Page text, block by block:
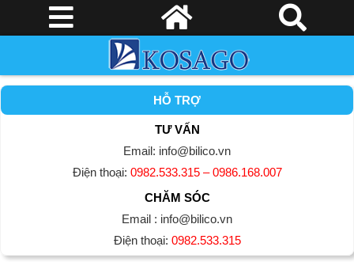
HỖ TRỢ
TƯ VẤN
Email: info@bilico.vn
Điện thoại: 0982.533.315 – 0986.168.007
CHĂM SÓC
Email : info@bilico.vn
Điện thoại: 0982.533.315